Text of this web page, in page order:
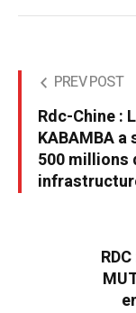
PREV POST
Rdc-Chine :
KABAMBA
500 millions